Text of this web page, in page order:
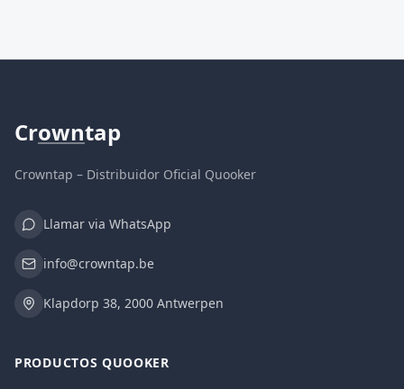
Crowntap
Crowntap – Distribuidor Oficial Quooker
Llamar via WhatsApp
info@crowntap.be
Klapdorp 38, 2000 Antwerpen
PRODUCTOS QUOOKER